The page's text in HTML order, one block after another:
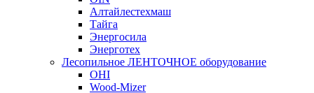
Алтайлестехмаш
Тайга
Энергосила
Энерготех
Лесопильное ЛЕНТОЧНОЕ оборудование
OHI
Wood-Mizer